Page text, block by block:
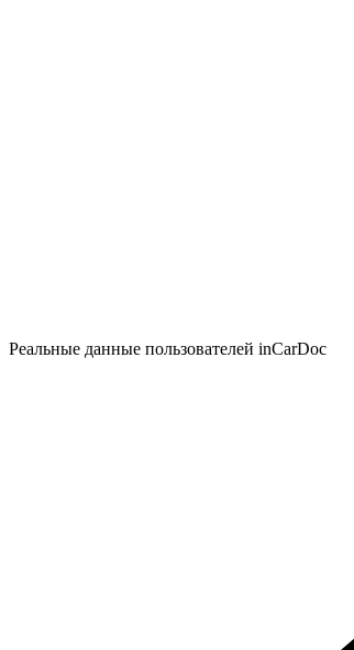
Реальные данные пользователей inCarDoc